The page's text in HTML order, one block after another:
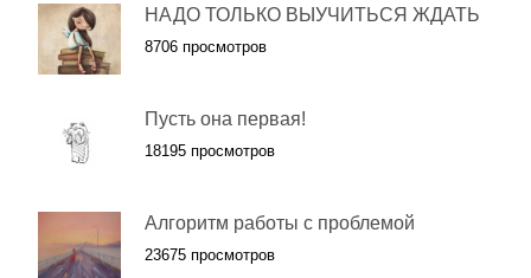
НАДО ТОЛЬКО ВЫУЧИТЬСЯ ЖДАТЬ
8706 просмотров
Пусть она первая!
18195 просмотров
Алгоритм работы с проблемой
23675 просмотров